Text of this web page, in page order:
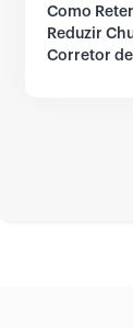
Como
Reduzir
Corretor